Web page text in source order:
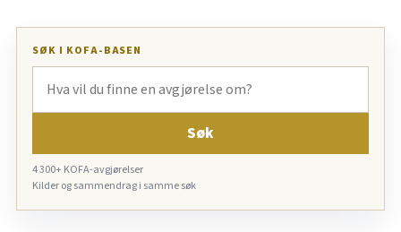
SØK I KOFA-BASEN
Søk
4 300+ KOFA-avgjørelser
Kilder og sammendrag i samme søk